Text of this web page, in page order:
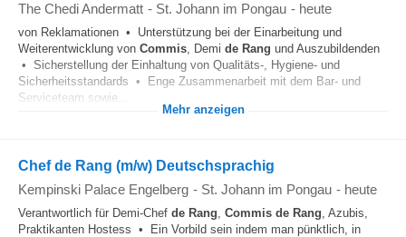
The Chedi Andermatt - St. Johann im Pongau - heute
von Reklamationen • Unterstützung bei der Einarbeitung und
Weiterentwicklung von Commis, Demi de Rang und Auszubildenden
• Sicherstellung der Einhaltung von Qualitäts-, Hygiene- und
Sicherheitsstandards • Enge Zusammenarbeit mit dem Bar- und
Serviceteam sowie...
Mehr anzeigen
Chef de Rang (m/w) Deutschsprachig
Kempinski Palace Engelberg - St. Johann im Pongau - heute
Verantwortlich für Demi-Chef de Rang, Commis de Rang, Azubis,
Praktikanten Hostess • Ein Vorbild sein indem man pünktlich, in